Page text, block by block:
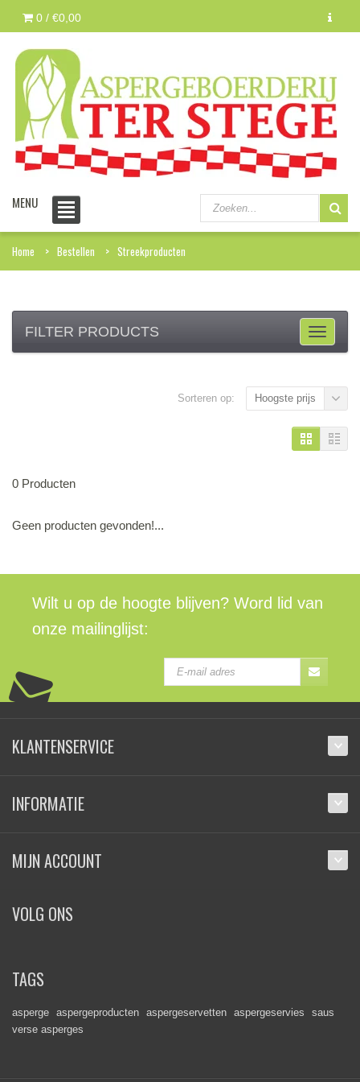
0 / €0,00
MENU
Home Bestellen Streekproducten
FILTER PRODUCTS
Sorteren op: Hoogste prijs
0 Producten
Geen producten gevonden!...
Wilt u op de hoogte blijven? Word lid van
onze mailinglijst:
KLANTENSERVICE
INFORMATIE
MIJN ACCOUNT
VOLG ONS
TAGS
asperge aspergeproducten aspergeservetten aspergeservies
saus
verse asperges